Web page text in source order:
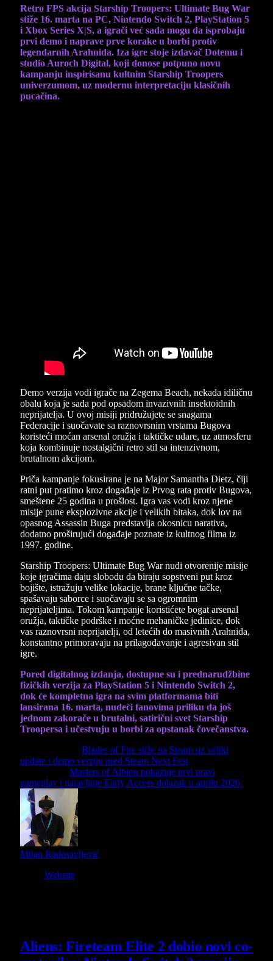
Retro FPS akcija Starship Troopers: Ultimate Bug War
stiže 16. marta na PC, Nintendo Switch 2, PlayStation 5
i Xbox Series X|S, a igrači već sada mogu da isprobaju
prvi demo i naprave prve korake u borbi protiv
legendarnih Arahnida. Iza igre stoje izdavač Dotemu i
studio Auroch Digital, koji donose potpuno novu
kampanju inspirisanu kultnim Starship Troopers
univerzumom, uz modernu interpretaciju klasičnih
pucačina.
Demo verzija vodi igrače na Zegema Beach, nekada idiličnu
obalu koja je sada pod opsadom invazivnih insektoidnih
neprijatelja. U ovoj misiji pridružujete se snagama
Federacije i suočavate sa raznovrsnim vrstama Bugova
koristeći moćan arsenal oružja i taktičke udare, uz atmosferu
koja kombinuje nostalgični retro stil sa intenzivnom,
brutalnom akcijom.
Priča kampanje fokusirana je na Major Samantha Dietz, čiji
ratni put pratimo kroz događaje iz Prvog rata protiv Bugova,
smeštene 25 godina u prošlost. Igra vas vodi kroz njene
misije pune eksplozivne akcije i velikih bitaka, dok lov na
opasnog Assassin Buga predstavlja okosnicu narativa,
dodatno proširujući događaje poznate iz kultnog filma iz
1997. godine.
Starship Troopers: Ultimate Bug War nudi otvorenije misije
koje igračima daju slobodu da biraju sopstveni put kroz
bojište, istražuju velike lokacije, brane ključne tačke,
spašavaju saborce i suočavaju se sa ogromnim
neprijateljima. Tokom kampanje koristićete bogat arsenal
oružja, taktičke podrške i moćne mehaničke jedinice, dok
vas raznovrsni neprijatelji, od letećih do masivnih Arahnida,
konstantno primoravaju na prilagođavanje i agresivan stil
igre.
Pored digitalnog izdanja, dostupne su i prednarudžbine
fizičkih verzija za PlayStation 5 i Nintendo Switch 2,
dok će kompletna igra na svim platformama biti
lansirana 16. marta, nudeći fanovima priliku da još
jednom zakorače u brutalni, satirični svet Starship
Troopersa i učestvuju u borbi za opstanak čovečanstva.
Blades of Fire stiže na Steam uz veliki
update i demo verziju pred Steam Next Fest
Masters of Albion pokazuje prvi pravi
gameplay i najavljuje Early Access dolazak u aprilu 2026.
Milan Radosavljević
Website
Aliens: Fireteam Elite 2 dobio novi co-